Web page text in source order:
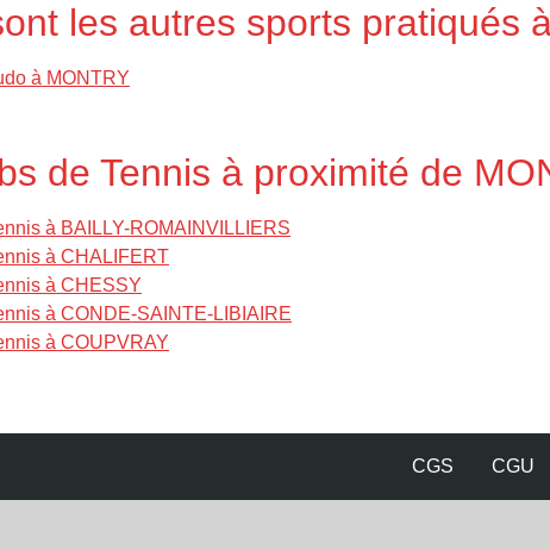
les autres sports pratiqués
à MONTRY
de Tennis à proximité de
à BAILLY-ROMAINVILLIERS
à CHALIFERT
à CHESSY
à CONDE-SAINTE-LIBIAIRE
à COUPVRAY
CGS CGU